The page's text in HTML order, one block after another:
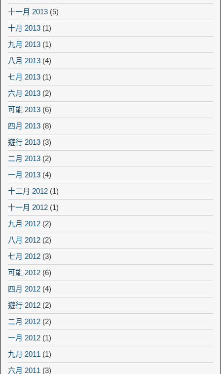
十一月 2013 (5)
十月 2013 (1)
九月 2013 (1)
八月 2013 (4)
七月 2013 (1)
六月 2013 (2)
可能 2013 (6)
四月 2013 (8)
遊行 2013 (3)
二月 2013 (2)
一月 2013 (4)
十二月 2012 (1)
十一月 2012 (1)
九月 2012 (2)
八月 2012 (2)
七月 2012 (3)
可能 2012 (6)
四月 2012 (4)
遊行 2012 (2)
二月 2012 (2)
一月 2012 (1)
九月 2011 (1)
六月 2011 (3)